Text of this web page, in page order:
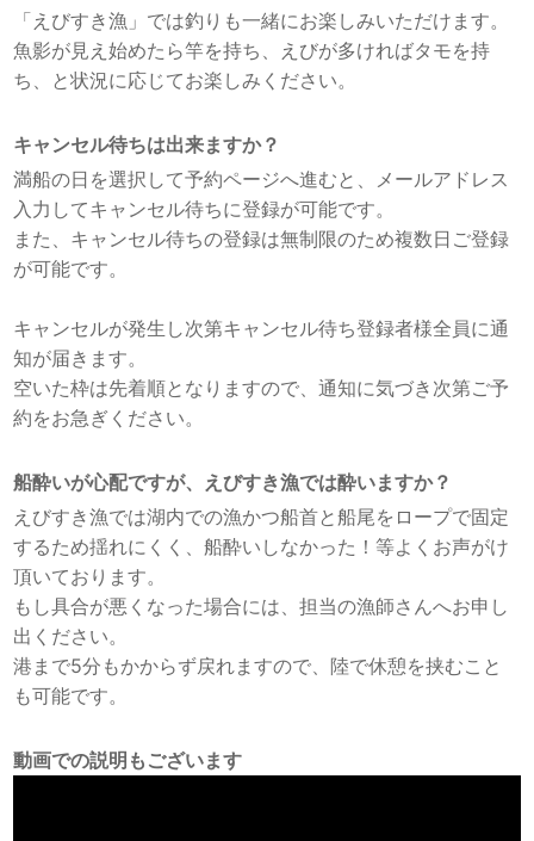
「えびすき漁」では釣りも一緒にお楽しみいただけます。
魚影が見え始めたら竿を持ち、えびが多ければタモを持
ち、と状況に応じてお楽しみください。
キャンセル待ちは出来ますか？
満船の日を選択して予約ページへ進むと、メールアドレス
入力してキャンセル待ちに登録が可能です。
また、キャンセル待ちの登録は無制限のため複数日ご登録
が可能です。
キャンセルが発生し次第キャンセル待ち登録者様全員に通
知が届きます。
空いた枠は先着順となりますので、通知に気づき次第ご予
約をお急ぎください。
船酔いが心配ですが、えびすき漁では酔いますか？
えびすき漁では湖内での漁かつ船首と船尾をロープで固定
するため揺れにくく、船酔いしなかった！等よくお声がけ
頂いております。
もし具合が悪くなった場合には、担当の漁師さんへお申し
出ください。
港まで5分もかからず戻れますので、陸で休憩を挟むこと
も可能です。
動画での説明もございます